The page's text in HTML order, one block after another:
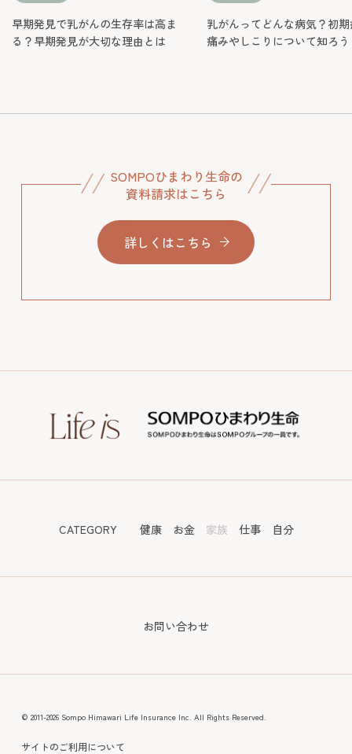
SOMPOひまわり生命の
資料請求はこちら
詳しくはこちら
CATEGORY 健康 お金 家族 仕事 自分
お問い合わせ
© 2011-2026 Sompo Himawari Life Insurance Inc. All Rights Reserved.
サイトのご利用について